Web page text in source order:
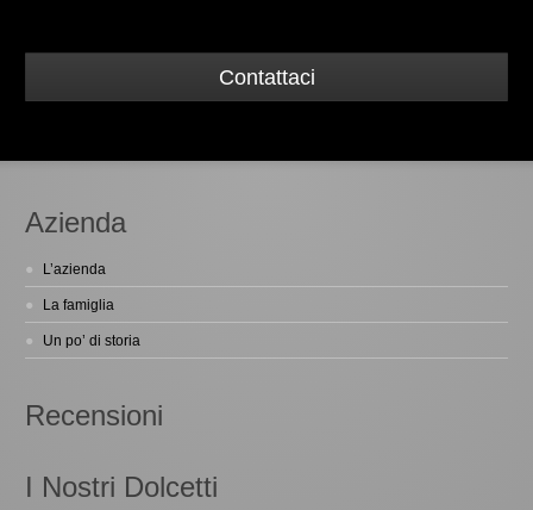
Contattaci
Azienda
L’azienda
La famiglia
Un po’ di storia
Recensioni
I Nostri Dolcetti